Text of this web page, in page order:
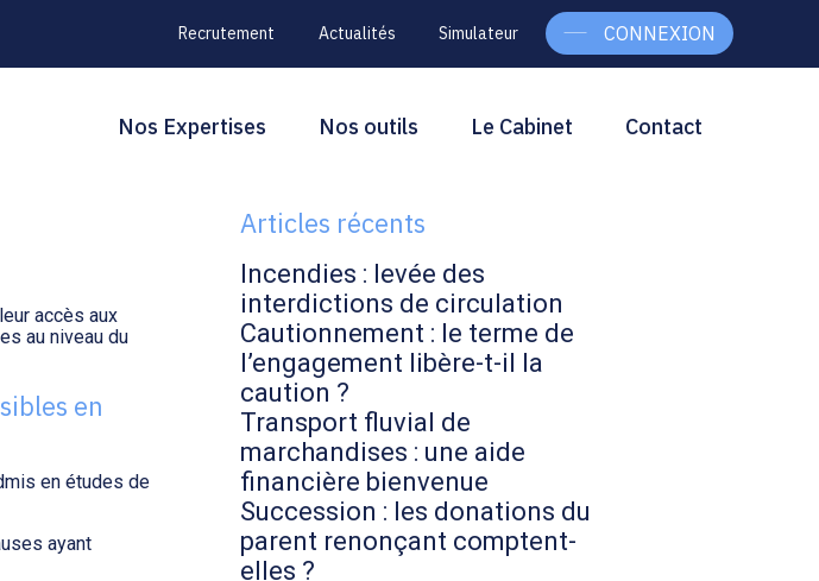
Recrutement Actualités Simulateur CONNEXION
Principal
Nos Expertises Nos outils Le Cabinet Contact
accès aux
au niveau du
en
en études de
ayant
Blog
Rechercher
Articles récents
Incendies : levée des
interdictions de circulation
Cautionnement : le terme de
l’engagement libère-t-il la
caution ?
Transport fluvial de
marchandises : une aide
financière bienvenue
Succession : les donations du
parent renonçant comptent-
elles ?